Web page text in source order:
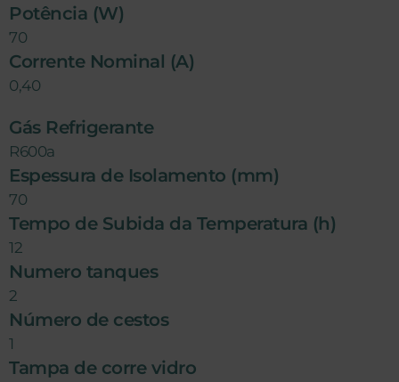
Potência (W)
70
Corrente Nominal (A)
0,40
Gás Refrigerante
R600a
Espessura de Isolamento (mm)
70
Tempo de Subida da Temperatura (h)
12
Numero tanques
2
Número de cestos
1
Tampa de corre vidro